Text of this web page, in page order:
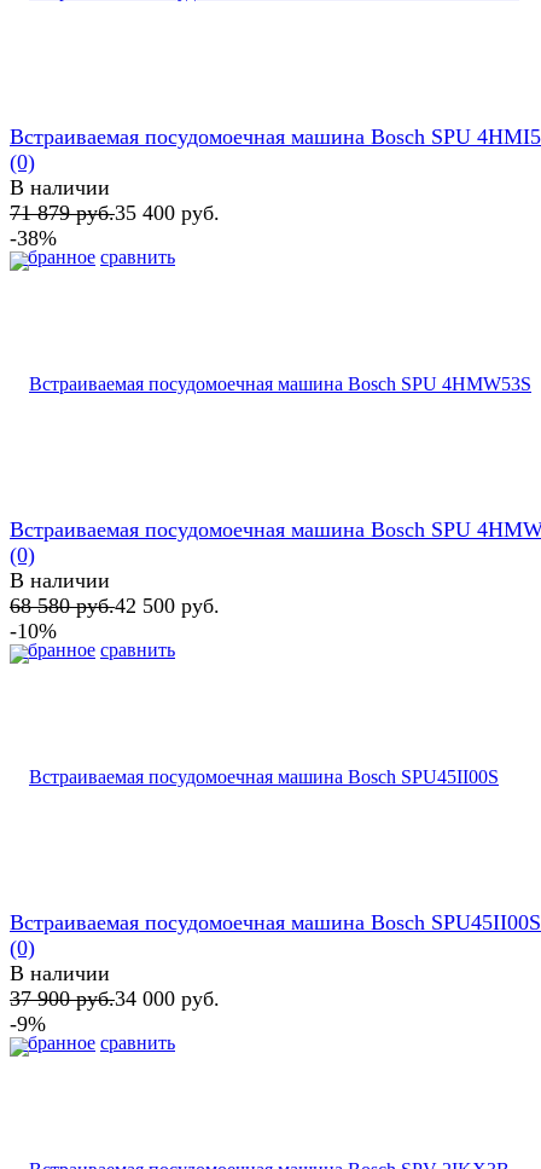
избранное сравнить
Встраиваемая посудомоечная машина Bosch SPU
(0)
В наличии
71 879 руб.35 400 руб.
-38%
избранное сравнить
Встраиваемая посудомоечная машина Bosch SPU
(0)
В наличии
68 580 руб.42 500 руб.
-10%
избранное сравнить
Встраиваемая посудомоечная машина Bosch SPU45II00S
(0)
В наличии
37 900 руб.34 000 руб.
-9%